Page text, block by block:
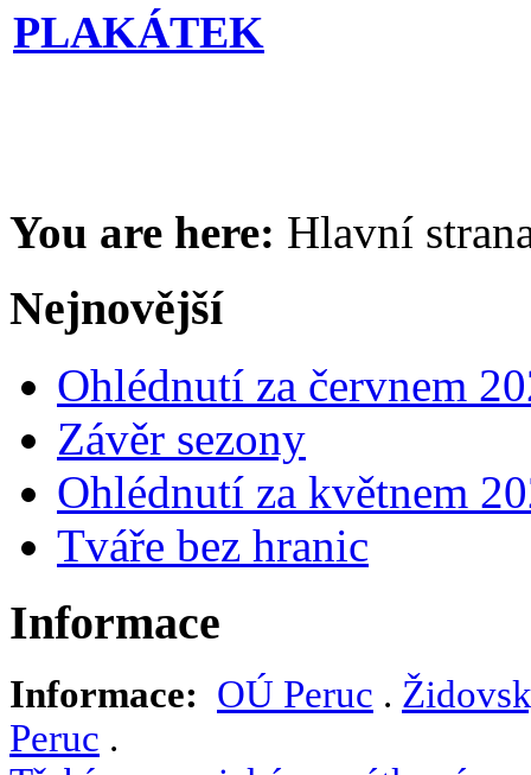
PLAKÁTEK
You are here: Hlavní
Nejnovější
Ohlédnutí za červnem
Závěr sezony
Ohlédnutí za květnem
Tváře bez hranic
Informace
Informace: OÚ Peruc .
Peruc .